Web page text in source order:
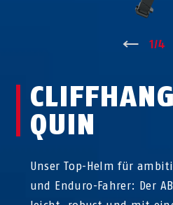
↑ 1/4
QUIN
Unser Top-Helm für
und Enduro-Fahrer: Der